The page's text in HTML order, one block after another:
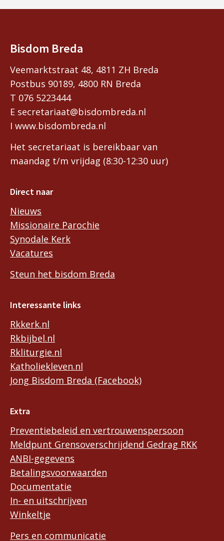
Bisdom Breda
Veemarktstraat 48, 4811 ZH Breda
Postbus 90189, 4800 RN Breda
T 076 5223444
E secretariaat@bisdombreda.nl
I www.bisdombreda.nl
Het secretariaat is bereikbaar van
maandag t/m vrijdag (8:30-12:30 uur)
Direct naar
Nieuws
Missionaire Parochie
Synodale Kerk
Vacatures
Steun het bisdom Breda
Interessante links
Rkkerk.nl
Rkbijbel.nl
Rkliturgie.nl
Katholiekleven.nl
Jong Bisdom Breda (Facebook)
Extra
Preventiebeleid en vertrouwenspersoon
Meldpunt Grensoverschrijdend Gedrag RKK
ANBI-gegevens
Betalingsvoorwaarden
Documentatie
In- en uitschrijven
Winkeltje
Pers en communicatie